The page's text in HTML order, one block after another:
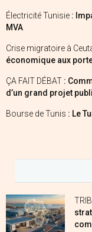
Électricité Tunisie :
MVA
Crise migratoire à
économique aux
ÇA FAIT DÉBAT :
d’un grand projet
Bourse de Tunis : Le